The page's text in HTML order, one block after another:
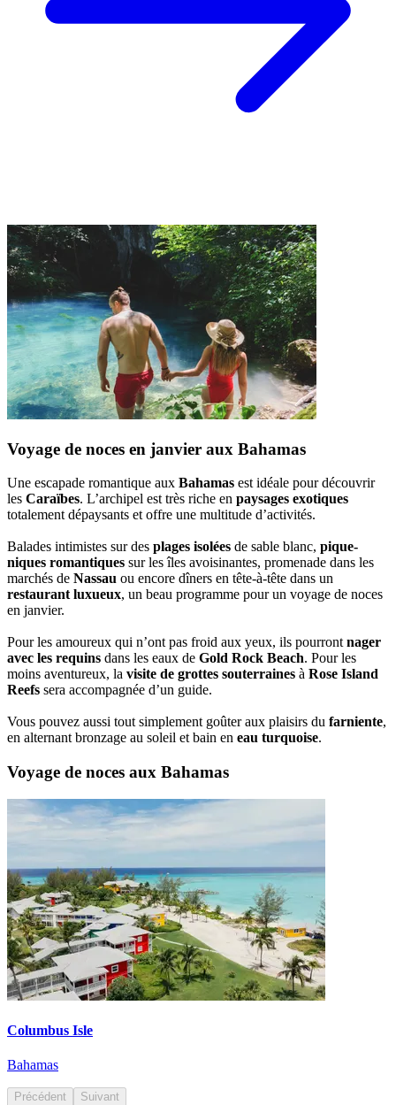
Voyage de noces en janvier aux Bahamas
Une escapade romantique aux Bahamas est idéale pour découvrir
les Caraïbes. L’archipel est très riche en paysages exotiques
totalement dépaysants et offre une multitude d’activités.
Balades intimistes sur des plages isolées de sable blanc, pique-
niques romantiques sur les îles avoisinantes, promenade dans les
marchés de Nassau ou encore dîners en tête-à-tête dans un
restaurant luxueux, un beau programme pour un voyage de noces
en janvier.
Pour les amoureux qui n’ont pas froid aux yeux, ils pourront nager
avec les requins dans les eaux de Gold Rock Beach. Pour les
moins aventureux, la visite de grottes souterraines à Rose Island
Reefs sera accompagnée d’un guide.
Vous pouvez aussi tout simplement goûter aux plaisirs du farniente,
en alternant bronzage au soleil et bain en eau turquoise.
Voyage de noces aux Bahamas
Columbus Isle
Bahamas
Précédent Suivant